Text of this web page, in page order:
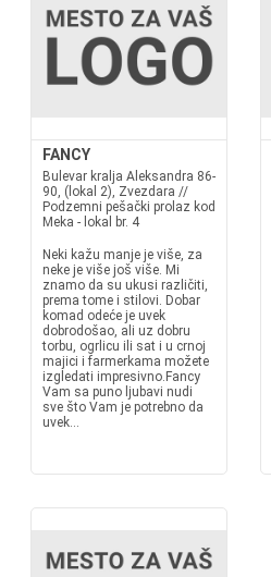
FANCY
Bulevar kralja Aleksandra 86-
90, (lokal 2), Zvezdara //
Podzemni pešački prolaz kod
Meka - lokal br. 4
Neki kažu manje je više, za
neke je više još više. Mi
znamo da su ukusi različiti,
prema tome i stilovi. Dobar
komad odeće je uvek
dobrodošao, ali uz dobru
torbu, ogrlicu ili sat i u crnoj
majici i farmerkama možete
izgledati impresivno.Fancy
Vam sa puno ljubavi nudi
sve što Vam je potrebno da
uvek...